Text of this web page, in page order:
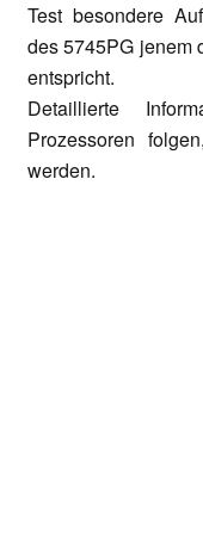
Test besondere
des 5745PG jenem
entspricht.
Detaillierte
Prozessoren
werden.